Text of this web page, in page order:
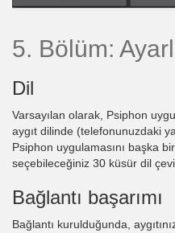
5. Bölüm:
Dil
Varsayılan olarak, Psiphon
aygıt dilinde (telefonunuzdaki
Psiphon uygulamasını başka
seçebileceğiniz 30 küsür dil
Bağlantı başarımı
Bağlantı kurulduğunda,